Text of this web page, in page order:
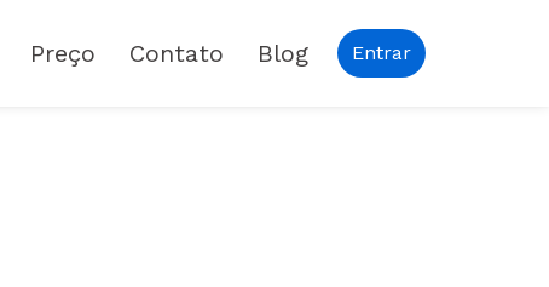
Preço Contato Blog Entrar